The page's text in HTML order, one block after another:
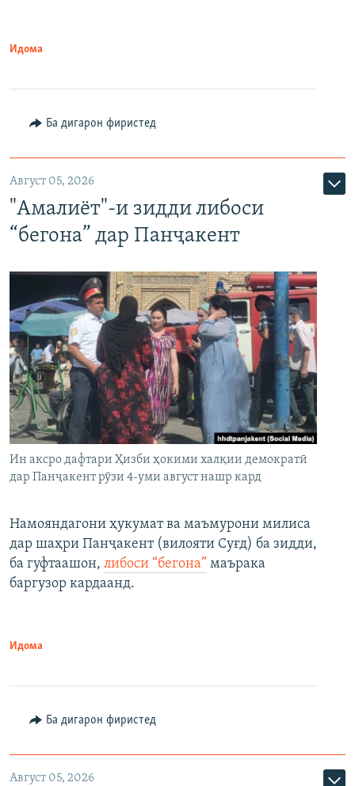
Идома
Ба дигарон фиристед
Август 05, 2026
"Амалиёт"-и зидди либоси
“бегона” дар Панҷакент
Ин аксро дафтари Ҳизби ҳокими халқии демократӣ
дар Панҷакент рӯзи 4-уми август нашр кард
Намояндагони ҳукумат ва маъмурони милиса
дар шаҳри Панҷакент (вилояти Суғд) ба зидди,
ба гуфтаашон, либоси “бегона” маърака
баргузор кардаанд.
Идома
Ба дигарон фиристед
Август 05, 2026